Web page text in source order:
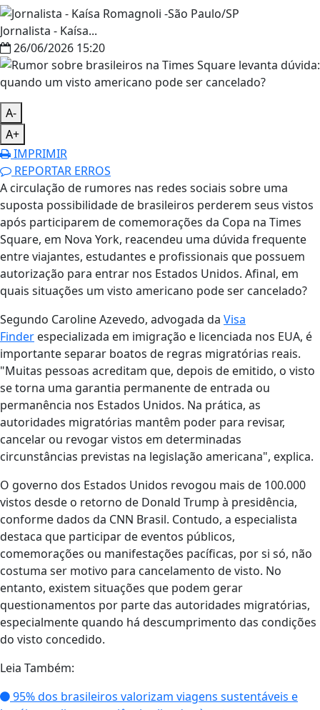
Jornalista - Kaísa...
26/06/2026 15:20
A-
A+
IMPRIMIR
REPORTAR ERROS
A circulação de rumores nas redes sociais sobre uma
suposta possibilidade de brasileiros perderem seus vistos
após participarem de comemorações da Copa na Times
Square, em Nova York, reacendeu uma dúvida frequente
entre viajantes, estudantes e profissionais que possuem
autorização para entrar nos Estados Unidos. Afinal, em
quais situações um visto americano pode ser cancelado?
Segundo Caroline Azevedo, advogada da Visa
Finder especializada em imigração e licenciada nos EUA, é
importante separar boatos de regras migratórias reais.
"Muitas pessoas acreditam que, depois de emitido, o visto
se torna uma garantia permanente de entrada ou
permanência nos Estados Unidos. Na prática, as
autoridades migratórias mantêm poder para revisar,
cancelar ou revogar vistos em determinadas
circunstâncias previstas na legislação americana", explica.
O governo dos Estados Unidos revogou mais de 100.000
vistos desde o retorno de Donald Trump à presidência,
conforme dados da CNN Brasil. Contudo, a especialista
destaca que participar de eventos públicos,
comemorações ou manifestações pacíficas, por si só, não
costuma ser motivo para cancelamento de visto. No
entanto, existem situações que podem gerar
questionamentos por parte das autoridades migratórias,
especialmente quando há descumprimento das condições
do visto concedido.
Leia Também:
95% dos brasileiros valorizam viagens sustentáveis e